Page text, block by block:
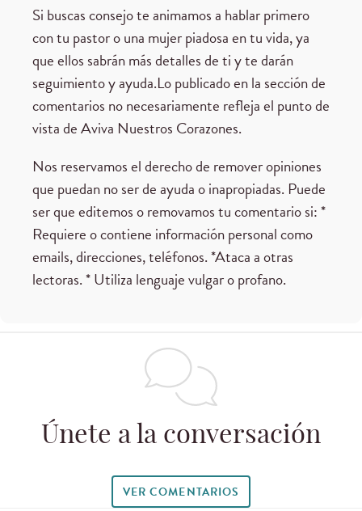
Si buscas consejo te animamos a hablar primero
con tu pastor o una mujer piadosa en tu vida, ya
que ellos sabrán más detalles de ti y te darán
seguimiento y ayuda.Lo publicado en la sección de
comentarios no necesariamente refleja el punto de
vista de Aviva Nuestros Corazones.
Nos reservamos el derecho de remover opiniones
que puedan no ser de ayuda o inapropiadas. Puede
ser que editemos o removamos tu comentario si: *
Requiere o contiene información personal como
emails, direcciones, teléfonos. *Ataca a otras
lectoras. * Utiliza lenguaje vulgar o profano.
Únete a la conversación
VER COMENTARIOS